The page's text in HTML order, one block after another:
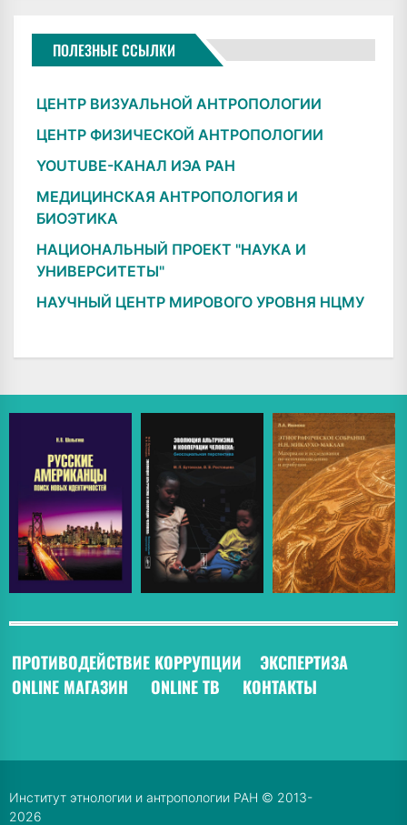
ПОЛЕЗНЫЕ ССЫЛКИ
ЦЕНТР ВИЗУАЛЬНОЙ АНТРОПОЛОГИИ
ЦЕНТР ФИЗИЧЕСКОЙ АНТРОПОЛОГИИ
YOUTUBE-КАНАЛ ИЭА РАН
МЕДИЦИНСКАЯ АНТРОПОЛОГИЯ И
БИОЭТИКА
НАЦИОНАЛЬНЫЙ ПРОЕКТ "НАУКА И
УНИВЕРСИТЕТЫ"
НАУЧНЫЙ ЦЕНТР МИРОВОГО УРОВНЯ НЦМУ
ПРОТИВОДЕЙСТВИЕ КОРРУПЦИИ ЭКСПЕРТИЗА
ONLINE МАГАЗИН
ONLINE ТВ КОНТАКТЫ
Институт этнологии и антропологии РАН © 2013-
2026